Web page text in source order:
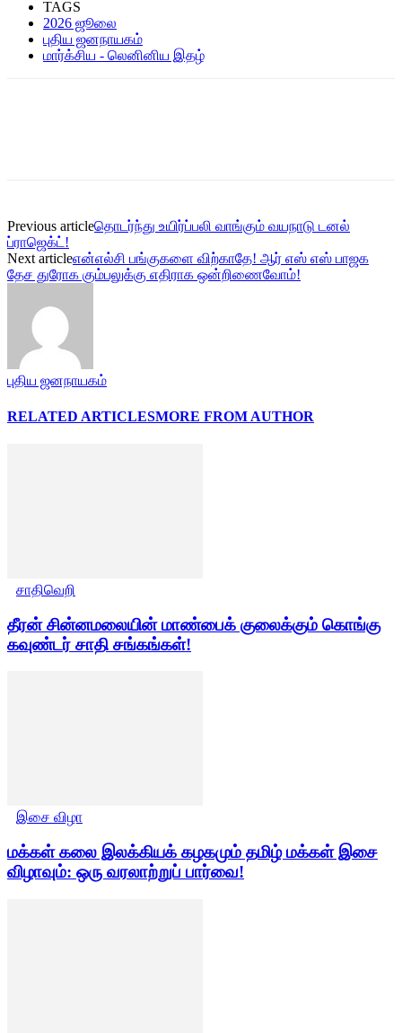
TAGS
2026 ஜூலை
புதிய ஜனநாயகம்
மார்க்சிய - லெனினிய இதழ்
Previous articleதொடர்ந்து உயிர்ப்பலி வாங்கும் வயநாடு டனல்
ப்ராஜெக்ட்!
Next articleஎன்எல்சி பங்குகளை விற்காதே! ஆர் எஸ் எஸ் பாஜக
தேச துரோக கும்பலுக்கு எதிராக ஒன்றிணைவோம்!
புதிய ஜனநாயகம்
RELATED ARTICLESMORE FROM AUTHOR
சாதிவெறி
தீரன் சின்னமலையின் மாண்பைக் குலைக்கும் கொங்கு
கவுண்டர் சாதி சங்கங்கள்!
இசை விழா
மக்கள் கலை இலக்கியக் கழகமும் தமிழ் மக்கள் இசை
விழாவும்: ஒரு வரலாற்றுப் பார்வை!